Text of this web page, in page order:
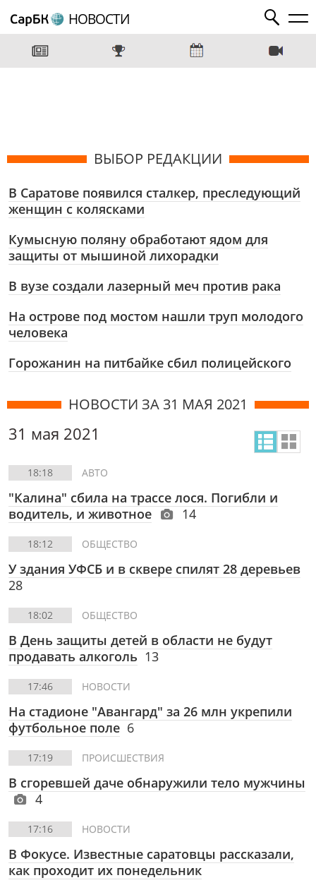
НОВОСТИ
ВЫБОР РЕДАКЦИИ
В Саратове появился сталкер, преследующий
женщин с колясками
Кумысную поляну обработают ядом для
защиты от мышиной лихорадки
В вузе создали лазерный меч против рака
На острове под мостом нашли труп молодого
человека
Горожанин на питбайке сбил полицейского
НОВОСТИ ЗА 31 МАЯ 2021
31 мая 2021
18:18 АВТО
"Калина" сбила на трассе лося. Погибли и
водитель, и животное
14
18:12 ОБЩЕСТВО
У здания УФСБ и в сквере спилят 28 деревьев
28
18:02 ОБЩЕСТВО
В День защиты детей в области не будут
продавать алкоголь 13
17:46 НОВОСТИ
На стадионе "Авангард" за 26 млн укрепили
футбольное поле 6
17:19 ПРОИСШЕСТВИЯ
В сгоревшей даче обнаружили тело мужчины
4
17:16 НОВОСТИ
В Фокусе. Известные саратовцы рассказали,
как проходит их понедельник